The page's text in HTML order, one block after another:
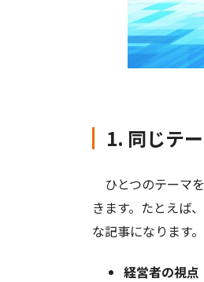
1. 同じテ
ひとつのテーマ
きます。たとえば
な記事になります。
経営者の視点